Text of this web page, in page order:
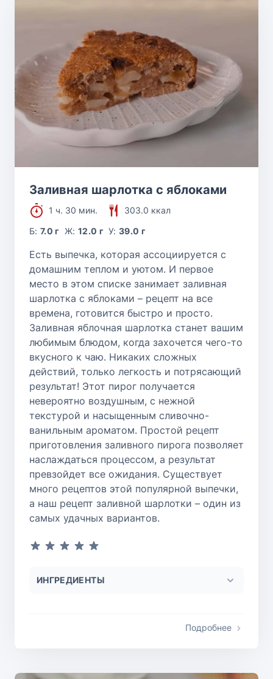
Заливная шарлотка с яблоками
1 ч. 30 мин.
303.0 ккал
Б:7.0 г Ж: 12.0 г У:39.0 г
Есть выпечка, которая ассоциируется с
домашним теплом и уютом. И первое
место в этом списке занимает заливная
шарлотка с яблоками – рецепт на все
времена, готовится быстро и просто.
Заливная яблочная шарлотка станет вашим
любимым блюдом, когда захочется чего-то
вкусного к чаю. Никаких сложных
действий, только легкость и потрясающий
результат! Этот пирог получается
невероятно воздушным, с нежной
текстурой и насыщенным сливочно-
ванильным ароматом. Простой рецепт
приготовления заливного пирога позволяет
наслаждаться процессом, а результат
превзойдет все ожидания. Существует
много рецептов этой популярной выпечки,
а наш рецепт заливной шарлотки – один из
самых удачных вариантов.
ИНГРЕДИЕНТЫ
Подробнее